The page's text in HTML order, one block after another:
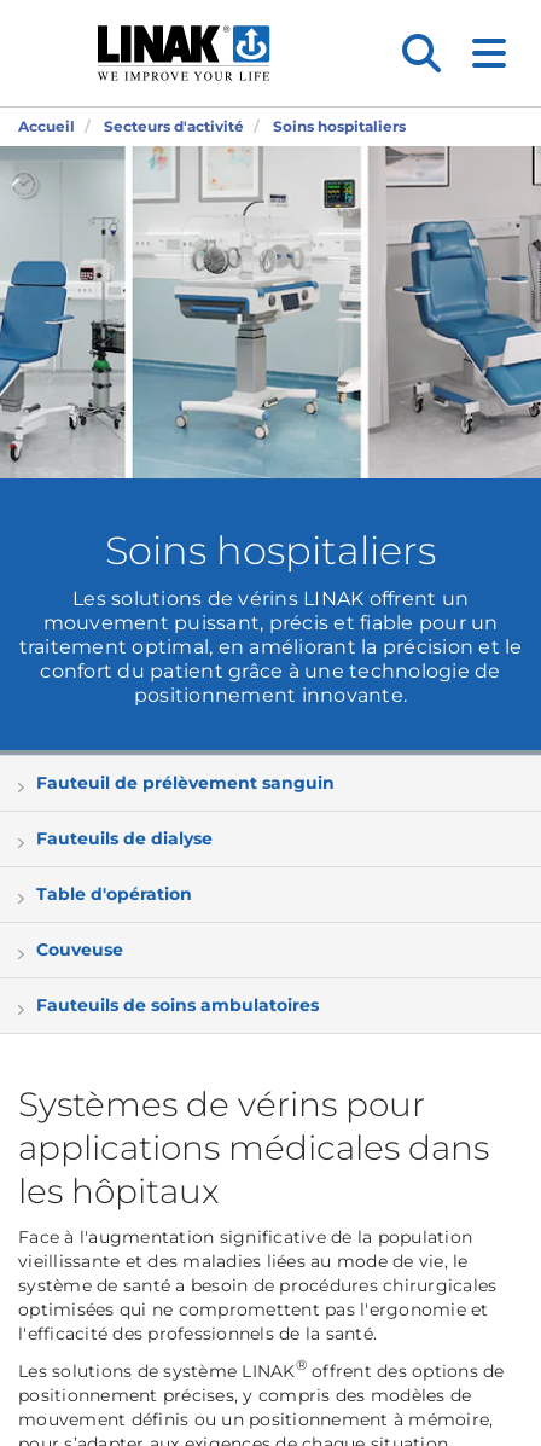
Accueil Secteurs d'activité Soins hospitaliers
Soins hospitaliers
Les solutions de vérins LINAK offrent un
mouvement puissant, précis et fiable pour un
traitement optimal, en améliorant la précision et le
confort du patient grâce à une technologie de
positionnement innovante.
Fauteuil de prélèvement sanguin
Fauteuils de dialyse
Table d'opération
Couveuse
Fauteuils de soins ambulatoires
Systèmes de vérins pour
applications médicales dans
les hôpitaux
Face à l'augmentation significative de la population
vieillissante et des maladies liées au mode de vie, le
système de santé a besoin de procédures chirurgicales
optimisées qui ne compromettent pas l'ergonomie et
l'efficacité des professionnels de la santé.
Les solutions de système LINAK®offrent des options de
positionnement précises, y compris des modèles de
mouvement définis ou un positionnement à mémoire,